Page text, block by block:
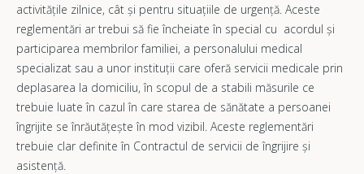
activitățile zilnice, cât și pentru situațiile de urgență. Aceste
reglementări ar trebui să fie încheiate în special cu acordul și
participarea membrilor familiei, a personalului medical
specializat sau a unor instituții care oferă servicii medicale prin
deplasarea la domiciliu, în scopul de a stabili măsurile ce
trebuie luate în cazul în care starea de sănătate a persoanei
îngrijite se înrăutățește în mod vizibil. Aceste reglementări
trebuie clar definite în Contractul de servicii de îngrijire și
asistență.